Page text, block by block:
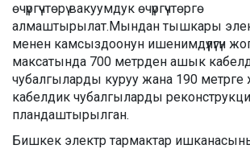
өчүргүчтөрү вакуумдук өчүргүчтөргө
алмаштырылат.Мындан тышкары
менен камсыздоонун ишенимдүүлүгүн
максатында 700 метрден ашык
чубалгыларды куруу жана 190
кабелдик чубалгыларды
пландаштырылган.
Бишкек электр тармактар